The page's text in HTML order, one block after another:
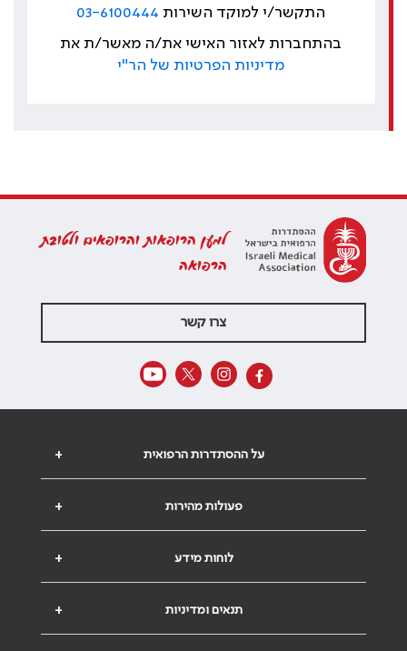
התקשר/י למוקד השירות 03-6100444
בהתחברות לאזור האישי את/ה מאשר/ת את
מדיניות הפרטיות של הר"י
למען הרופאות והרופאים ולטובת
הרפואה
צרו קשר
+ על ההסתדרות הרפואית
+ פעולות מהירות
+ לוחות מידע
+ תנאים ומדיניות